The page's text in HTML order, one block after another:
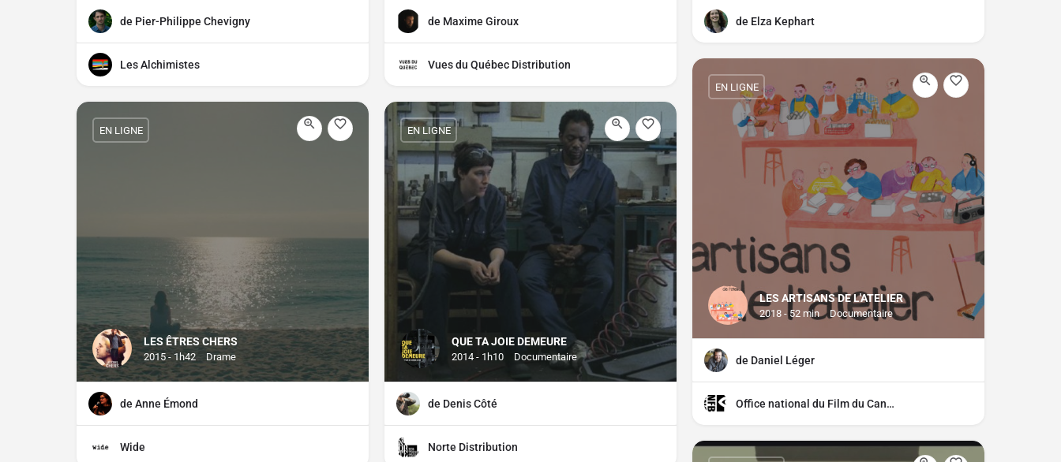
de Pier-Philippe Chevigny
Les Alchimistes
de Maxime Giroux
Vues du Québec Distribution
de Elza Kephart
LES ARTISANS DE L'ATELIER
2018 - 52 min Documentaire
EN LIGNE
de Daniel Léger
Office national du Film du Canada (ONF)
LES ÊTRES CHERS
2015 - 1h42 Drame
EN LIGNE
de Anne Émond
Wide
QUE TA JOIE DEMEURE
2014 - 1h10 Documentaire
EN LIGNE
de Denis Côté
Norte Distribution